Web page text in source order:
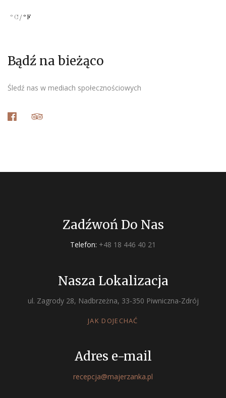
°C /°F
Bądź na bieżąco
Śledź nas w mediach społecznościowych
Zadźwoń Do Nas
Telefon: +48 18 446 40 21
Nasza Lokalizacja
ul. Zagrody 28, Nadbrzeżna, 33-350 Piwniczna-Zdrój
JAK DOJECHAĆ
Adres e-mail
recepcja@majerzanka.pl